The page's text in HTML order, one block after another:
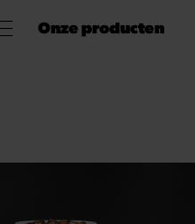
Onze producten